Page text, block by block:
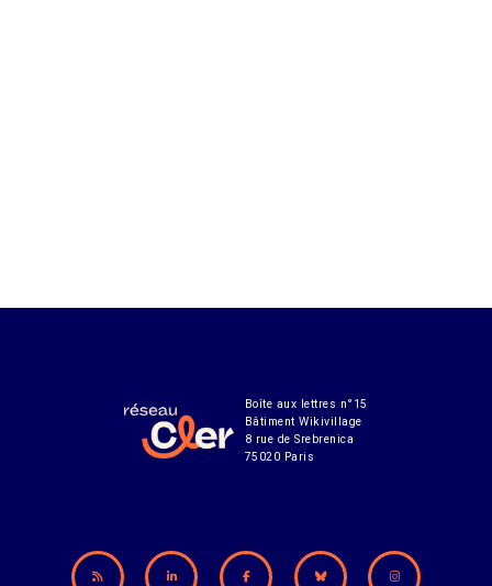
Boîte aux lettres n°15
Bâtiment Wikivillage
8 rue de Srebrenica
75020 Paris